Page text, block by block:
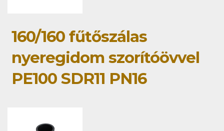
160/160 fűtőszálas
nyeregidom szorítóövvel
PE100 SDR11 PN16